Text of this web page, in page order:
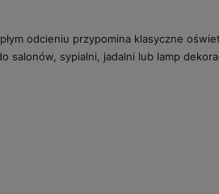
odcieniu przypomina klasyczne
sypialni, jadalni lub lamp